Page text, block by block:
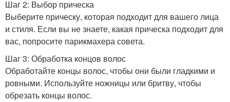
Шаг 2: Выбор прическа
Выберите прическу, которая подходит для вашего лица
и стиля. Если вы не знаете, какая прическа подходит для
вас, попросите парикмахера совета.
Шаг 3: Обработка концов волос
Обработайте концы волос, чтобы они были гладкими и
ровными. Используйте ножницы или бритву, чтобы
обрезать концы волос.